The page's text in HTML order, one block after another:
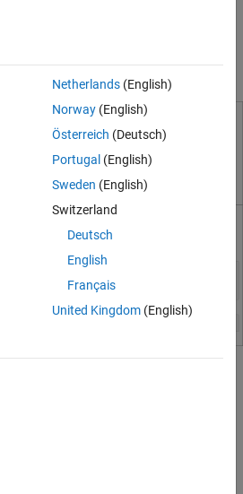
the controls in the sample
Live Editor
Netherlands(English)
Norway(English)
Österreich (Deutsch)
Portugal (English)
Sweden (English)
Switzerland
Deutsch
English
Français
United Kingdom(English)